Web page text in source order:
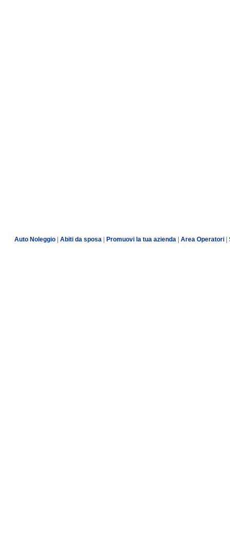
Auto Noleggio Abiti da sposa Promuovi la tua azienda Area Operatori